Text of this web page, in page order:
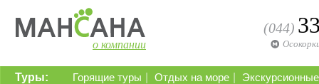
о компании
(044)
Горящие туры Отдых на море
Туры: